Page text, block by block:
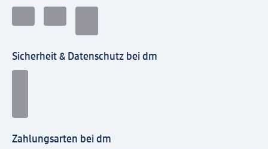
Sicherheit & Datenschutz bei dm
Zahlungsarten bei dm